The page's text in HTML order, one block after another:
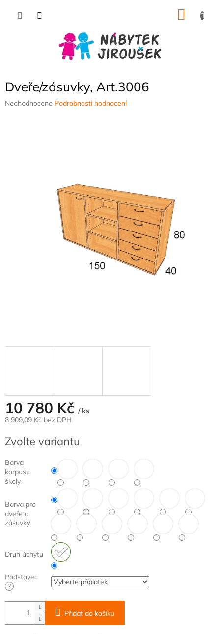
Dveře/zásuvky, Art.3006
Průměrné
Neohodnoceno Podrobnosti hodnocení
10 780 Kč / ks
8 909,09 Kč bez DPH
cena:
Zvolte variantu
Barva
korpusu
školy
Barva pro
dveře a
zásuvky
Druh úchytu
Podstavec
?
Přidat do košíku